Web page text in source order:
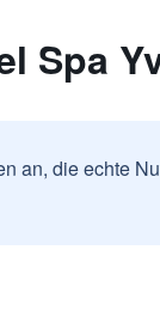
Spa
an, die echte